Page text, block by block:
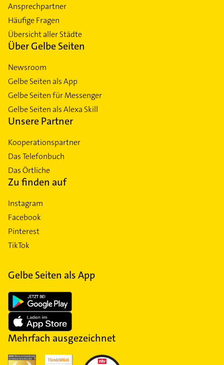
Ansprechpartner
Häufige Fragen
Übersicht aller Städte
Über Gelbe Seiten
Newsroom
Gelbe Seiten als App
Gelbe Seiten für Messenger
Gelbe Seiten als Alexa Skill
Unsere Partner
Kooperationspartner
Das Telefonbuch
Das Örtliche
Zu finden auf
Instagram
Facebook
Pinterest
TikTok
Gelbe Seiten als App
Mehrfach ausgezeichnet